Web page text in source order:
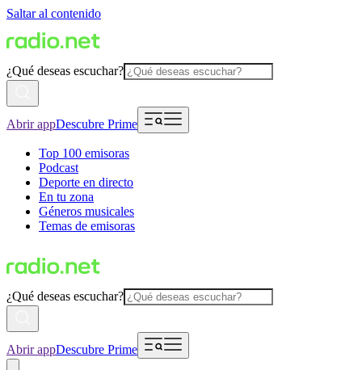
Saltar al contenido
¿Qué deseas escuchar?
Abrir appDescubre Prime
Top 100 emisoras
Podcast
Deporte en directo
En tu zona
Géneros musicales
Temas de emisoras
¿Qué deseas escuchar?
Abrir appDescubre Prime